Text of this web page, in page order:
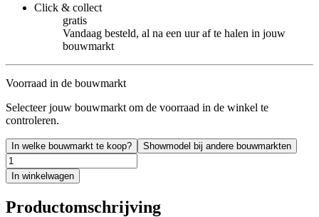
Click & collect
gratis
Vandaag besteld, al na een uur af te halen in jouw
bouwmarkt
Voorraad in de bouwmarkt
Selecteer jouw bouwmarkt om de voorraad in de winkel te
controleren.
In welke bouwmarkt te koop? Showmodel bij andere bouwmarkten
In winkelwagen
Productomschrijving